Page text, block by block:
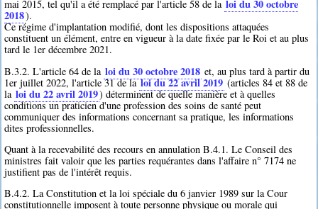
mai 2015, tel qu'il a été remplacé par l'article 58 de la loi du 30 octobre
2018).
Ce régime d'implantation modifié, dont les dispositions attaquées
constituent un élément, entre en vigueur à la date fixée par le Roi et au plus
tard le 1er décembre 2021.
B.3.2. L'article 64 de la loi du 30 octobre 2018 et, au plus tard à partir du
1er juillet 2022, l'article 31 de laloi du 22 avril 2019 (articles 84 et 88 de
la loi du 22 avril 2019) déterminent de quelle manière et à quelles
conditions un praticien d'une profession des soins de santé peut
communiquer des informations concernant sa pratique, les informations
dites professionnelles.
Quant à la recevabilité des recours en annulation B.4.1. Le Conseil des
ministres fait valoir que les parties requérantes dans l'affaire n° 7174 ne
justifient pas de l'intérêt requis.
B.4.2. La Constitution et la loi spéciale du 6 janvier 1989 sur la Cour
constitutionnelle imposent à toute personne physique ou morale qui